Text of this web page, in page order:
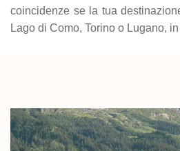
coincidenze se la tua
Lago di Como, Torino o Lugano,